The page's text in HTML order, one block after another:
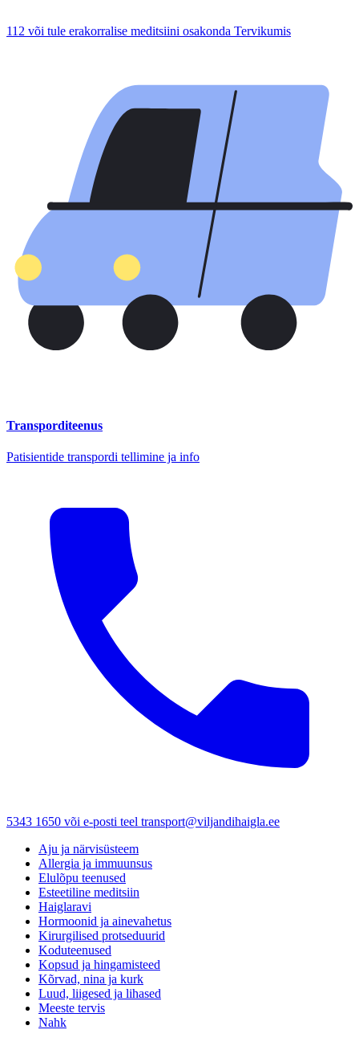
112 või tule erakorralise meditsiini osakonda Tervikumis
Transporditeenus
Patisientide transpordi tellimine ja info
5343 1650 või e-posti teel transport@viljandihaigla.ee
Aju ja närvisüsteem
Allergia ja immuunsus
Elulõpu teenused
Esteetiline meditsiin
Haiglaravi
Hormoonid ja ainevahetus
Kirurgilised protseduurid
Koduteenused
Kopsud ja hingamisteed
Kõrvad, nina ja kurk
Luud, liigesed ja lihased
Meeste tervis
Nahk